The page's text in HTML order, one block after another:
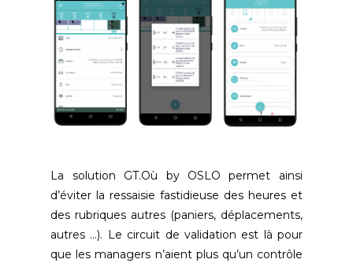
La solution GT.Où by OSLO permet ainsi
d’éviter la ressaisie fastidieuse des heures et
des rubriques autres (paniers, déplacements,
autres …). Le circuit de validation est là pour
que les managers n’aient plus qu’un contrôle